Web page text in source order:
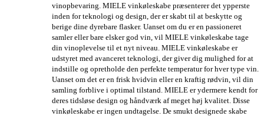
vinopbevaring. MIELE vinkøleskabe præsenterer det ypperste
inden for teknologi og design, der er skabt til at beskytte og
berige dine dyrebare flasker. Uanset om du er en passioneret
samler eller bare elsker god vin, vil MIELE vinkøleskabe tage
din vinoplevelse til et nyt niveau. MIELE vinkøleskabe er
udstyret med avanceret teknologi, der giver dig mulighed for at
indstille og opretholde den perfekte temperatur for hver type vin.
Uanset om det er en frisk hvidvin eller en kraftig rødvin, vil din
samling forblive i optimal tilstand. MIELE er ydermere kendt for
deres tidsløse design og håndværk af meget høj kvalitet. Disse
vinkøleskabe er ingen undtagelse. De smukt designede skabe